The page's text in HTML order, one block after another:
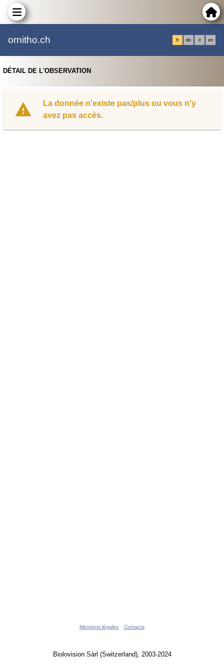
ornitho.ch fr de it en
DÉTAIL DE L'OBSERVATION
La donnée n'existe pas/plus ou vous n'y
avez pas accès.
Mentions légales Contacts
Biolovision Sàrl (Switzerland), 2003-2024